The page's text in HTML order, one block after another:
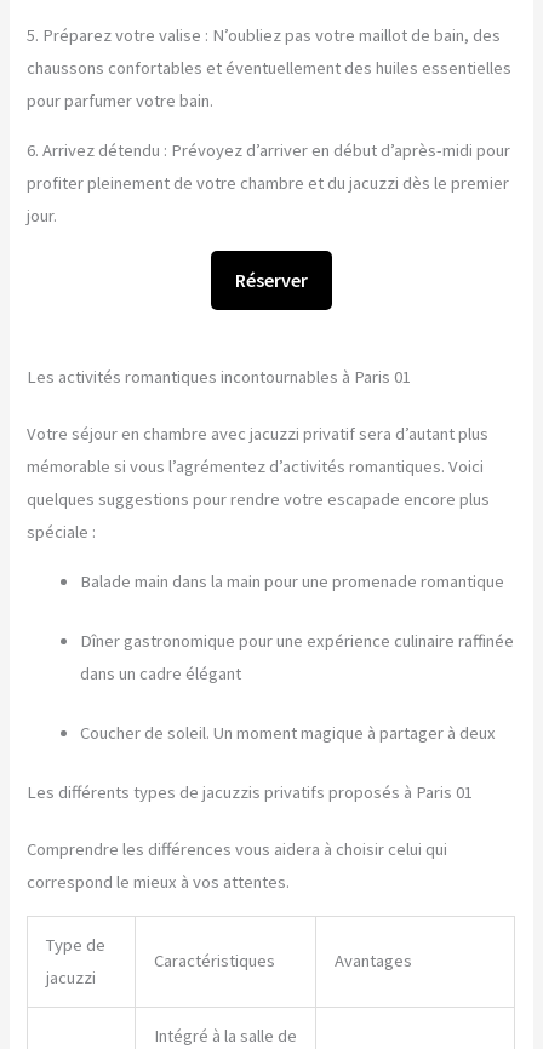
5. Préparez votre valise : N’oubliez pas votre maillot de bain, des
chaussons confortables et éventuellement des huiles essentielles
pour parfumer votre bain.
6. Arrivez détendu : Prévoyez d’arriver en début d’après-midi pour
profiter pleinement de votre chambre et du jacuzzi dès le premier
jour.
Réserver
Les activités romantiques incontournables à Paris 01
Votre séjour en chambre avec jacuzzi privatif sera d’autant plus
mémorable si vous l’agrémentez d’activités romantiques. Voici
quelques suggestions pour rendre votre escapade encore plus
spéciale :
Balade main dans la main pour une promenade romantique
Dîner gastronomique pour une expérience culinaire raffinée
dans un cadre élégant
Coucher de soleil. Un moment magique à partager à deux
Les différents types de jacuzzis privatifs proposés à Paris 01
Comprendre les différences vous aidera à choisir celui qui
correspond le mieux à vos attentes.
Type de
jacuzzi
Caractéristiques Avantages
Intégré à la salle de